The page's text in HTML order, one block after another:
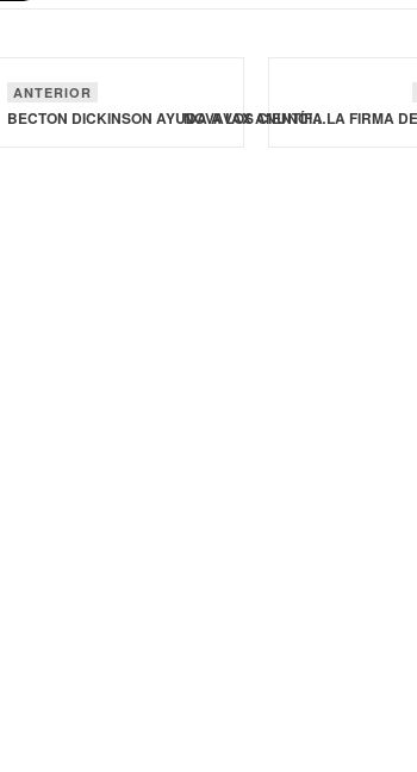
ANTERIOR
BECTON DICKINSON AYUDA A LOS CIENTÍFICOS A AVANZAR EN LA INVESTIGACIÓN SOBRE INMUNOLOGÍA Y CÁNCER CON INTELIGENCIA ARTIFICIAL